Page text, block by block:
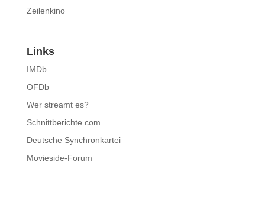
Zeilenkino
Links
IMDb
OFDb
Wer streamt es?
Schnittberichte.com
Deutsche Synchronkartei
Movieside-Forum